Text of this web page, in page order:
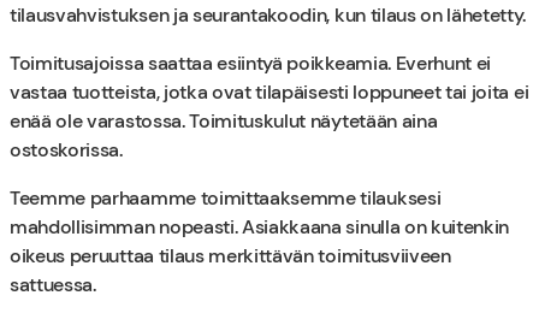
tilausvahvistuksen ja seurantakoodin, kun tilaus on lähetetty.
Toimitusajoissa saattaa esiintyä poikkeamia. Everhunt ei
vastaa tuotteista, jotka ovat tilapäisesti loppuneet tai joita ei
enää ole varastossa. Toimituskulut näytetään aina
ostoskorissa.
Teemme parhaamme toimittaaksemme tilauksesi
mahdollisimman nopeasti. Asiakkaana sinulla on kuitenkin
oikeus peruuttaa tilaus merkittävän toimitusviiveen
sattuessa.